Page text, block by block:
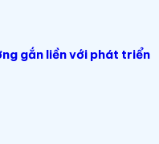
gắn liền với phát triển